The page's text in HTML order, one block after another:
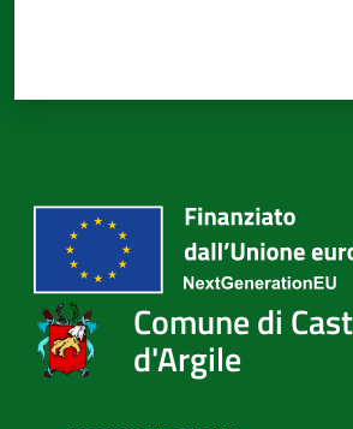
Comune di
d'Argile